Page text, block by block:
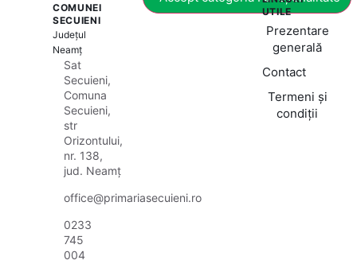
COMUNEI
SECUIENI
Județul
Neamț
Sat
Secuieni,
Comuna
Secuieni,
str
Orizontului,
nr. 138,
jud. Neamț
office@primariasecuieni.ro
0233
745
004
UTILE
Prezentare
generală
Contact
Termeni și
condiții